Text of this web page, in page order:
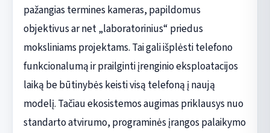
pažangias termines kameras, papildomus
objektivus ar net „laboratorinius“ priedus
moksliniams projektams. Tai gali išplėsti telefono
funkcionalumą ir prailginti įrenginio eksploatacijos
laiką be būtinybės keisti visą telefoną į naują
modelį. Tačiau ekosistemos augimas priklausys nuo
standarto atvirumo, programinės įrangos palaikymo